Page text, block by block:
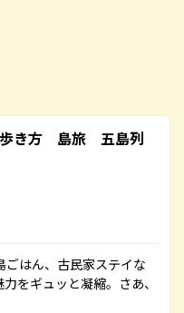
き方 島旅 五島列
ごはん、古民家ステイな
をギュッと凝縮。さあ、